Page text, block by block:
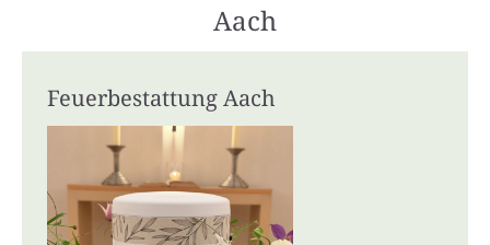
Aach
Feuerbestattung Aach